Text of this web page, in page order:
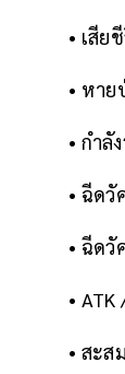
• เสีย
• หาย
• กำลั
• ฉีดวั
• ฉีดวั
•
• สะส